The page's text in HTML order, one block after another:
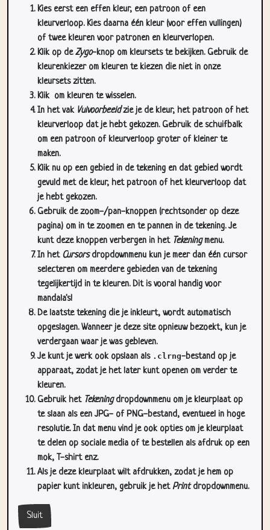
Kies eerst een effen kleur, een patroon of een
kleurverloop. Kies daarna één kleur (voor effen vullingen)
of twee kleuren voor patronen en kleurverlopen.
Klik op deZygo-knop om kleursets te bekijken. Gebruik de
kleurenkiezer om kleuren te kiezen die niet in onze
kleursets zitten.
Klik om kleuren te wisselen.
In het vak Vulvoorbeeldzie je de kleur, het patroon of het
kleurverloop dat je hebt gekozen. Gebruik de schuifbalk
om een patroon of kleurverloop groter of kleiner te
maken.
Klik nu op een gebied in de tekening en dat gebied wordt
gevuld met de kleur, het patroon of het kleurverloop dat
je hebt gekozen.
Gebruik de zoom-/pan-knoppen (rechtsonder op deze
pagina) om in te zoomen en te pannen in de tekening. Je
kunt deze knoppen verbergen in het Tekeningmenu.
In het Cursorsdropdownmenu kun je meer dan één cursor
selecteren om meerdere gebieden van de tekening
tegelijkertijd in te kleuren. Dit is vooral handig voor
mandala's!
De laatste tekening die je inkleurt, wordt automatisch
opgeslagen. Wanneer je deze site opnieuw bezoekt, kun je
verdergaan waar je was gebleven.
Je kunt je werk ook opslaan als .clrng-bestand op je
apparaat, zodat je het later kunt openen om verder te
kleuren.
Gebruik het Tekeningdropdownmenu om je kleurplaat op
te slaan als een JPG- of PNG-bestand, eventueel in hoge
resolutie. In dat menu vind je ook opties om je kleurplaat
te delen op sociale media of te bestellen als afdruk op een
mok, T-shirt enz.
Als je deze kleurplaat wilt afdrukken, zodat je hem op
papier kunt inkleuren, gebruik je hetPrintdropdownmenu.
Sluit